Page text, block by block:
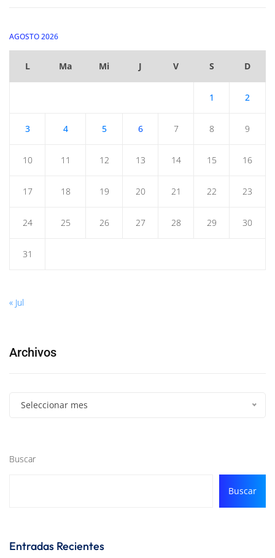
AGOSTO 2026
L Ma Mi J V S D
1 2
3 4 5 6 7 8 9
10 11 12 13 14 15 16
17 18 19 20 21 22 23
24 25 26 27 28 29 30
31
« Jul
Archivos
Seleccionar mes
Buscar
Buscar
Entradas Recientes